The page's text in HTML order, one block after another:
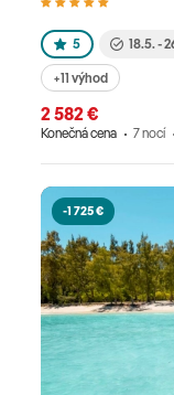
5 18.5. -
+11 výhod
2 582 €
Konečná cena 7 nocí
-1 725 €